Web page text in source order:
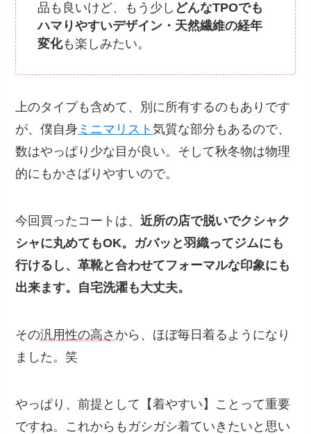
品も良いけど、もう少し どんなTPOでも
ハマりやすいデザイン・天然繊維の経年
変化も楽しみたい。
上のタイプも含めて、別に所有するのもありです
が、僕自身 ミニマリスト気質な部分もあるので、
数はやっぱり少な目が良い。そして秋冬物は物理
的にもかさばりやすいので。
今回買ったコートは、近所の店で脱いでクシャク
シャに丸めてもOK。ガバッと羽織ってジムにも
行けるし、革靴と合わせてフォーマルな印象にも
出来ます。自宅洗濯も大丈夫。
その汎用性の高さ から、ほぼ毎日着るようになり
ました。笑
やっぱり、前提として【着やすい】ことって重要
ですね。これからもガシガシ着ていきたいと思い